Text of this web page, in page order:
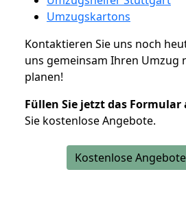
Umzugskartons
Kontaktieren Sie uns noch
uns gemeinsam Ihren Umzug
planen!
Füllen Sie jetzt das Formular
Sie kostenlose Angebote.
Kostenlose